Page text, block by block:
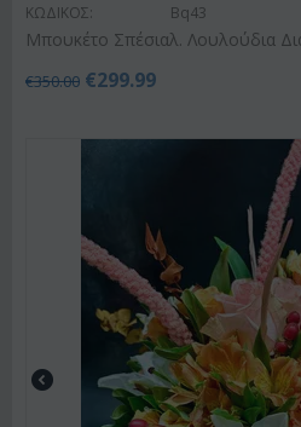
ΚΩΔΙΚΟΣ: Bq43
Μπουκέτο Σπέσιαλ. Λουλούδια
€350.00 €299.99